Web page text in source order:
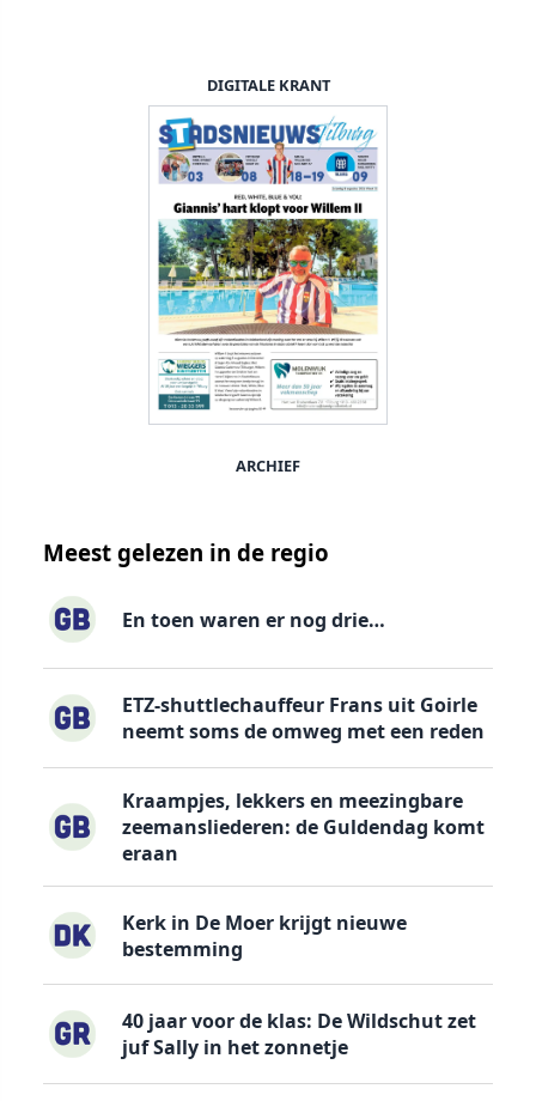
DIGITALE KRANT
ARCHIEF
Meest gelezen in de regio
En toen waren er nog drie…
ETZ-shuttlechauffeur Frans uit Goirle
neemt soms de omweg met een reden
Kraampjes, lekkers en meezingbare
zeemansliederen: de Guldendag komt
eraan
Kerk in De Moer krijgt nieuwe
bestemming
40 jaar voor de klas: De Wildschut zet
juf Sally in het zonnetje